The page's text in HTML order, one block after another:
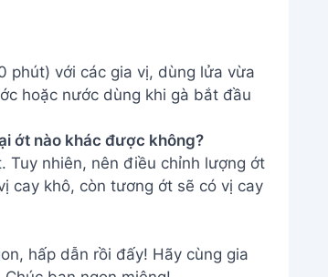
phút) với các gia vị, dùng lửa vừa
hoặc nước dùng khi gà bắt đầu
ớt nào khác được không?
nhiên, nên điều chỉnh lượng ớt
cay khô, còn tương ớt sẽ có vị cay
hấp dẫn rồi đấy! Hãy cùng gia